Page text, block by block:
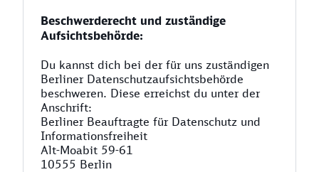
Beschwerderecht und zuständige
Aufsichtsbehörde:
Du kannst dich bei der für uns zuständigen
Berliner Datenschutzaufsichtsbehörde
beschweren. Diese erreichst du unter der
Anschrift:
Berliner Beauftragte für Datenschutz und
Informationsfreiheit
Alt-Moabit 59-61
10555 Berlin